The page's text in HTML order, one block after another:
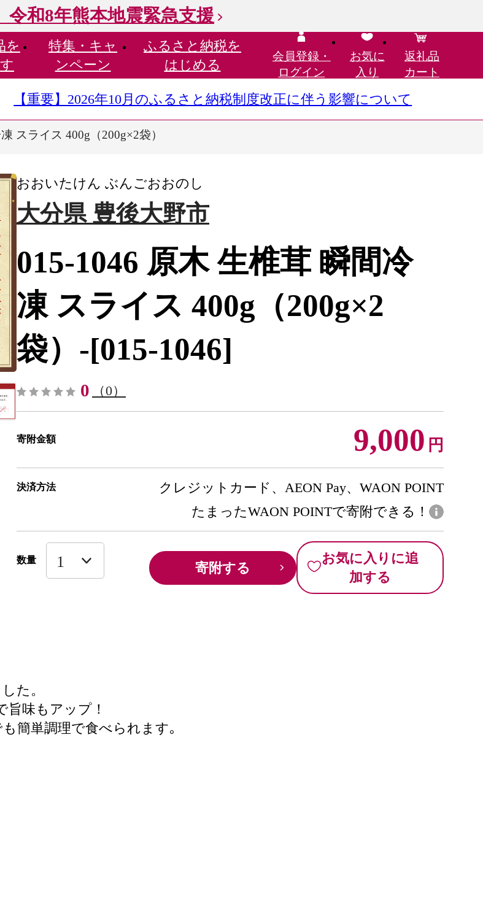
令和8年熊本地震緊急支援
を
特集・ キャ
ンペーン
ふるさと納税を
はじめる
会員登録・
ログイン
お気に
入り
返礼品
カート
【重要】2026年10月のふるさと納税制度改正に伴う影響について
スライス 400g（200g×2袋）
おおいたけん ぶんごおおのし
大分県 豊後大野市
015-1046 原木 生椎茸 瞬間冷
凍 スライス 400g（200g×2
袋）-[015-1046]
0 （0）
寄附金額 9,000 円
決済方法
クレジットカード、AEON Pay、WAON POINT
たまったWAON POINTで寄附できる！
数量 寄附する
お気に入りに追
加する
た。
旨味もアップ！
簡単調理で食べられます｡